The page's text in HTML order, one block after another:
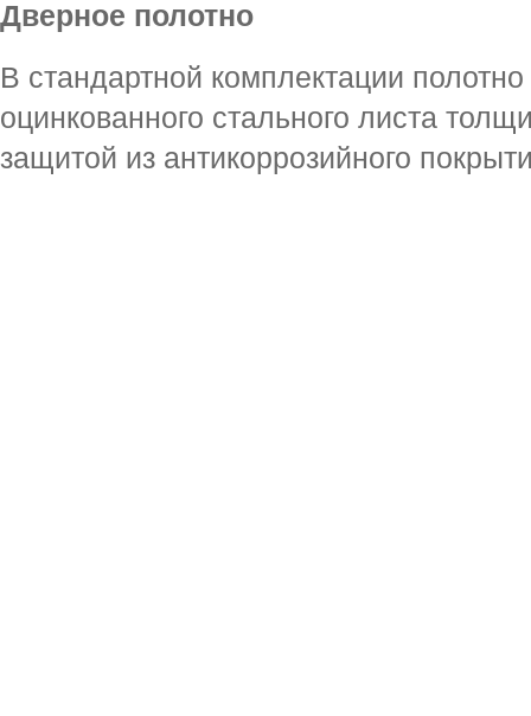
Дверное полотно
В стандартной комплектации
оцинкованного стального листа
защитой из антикоррозийного